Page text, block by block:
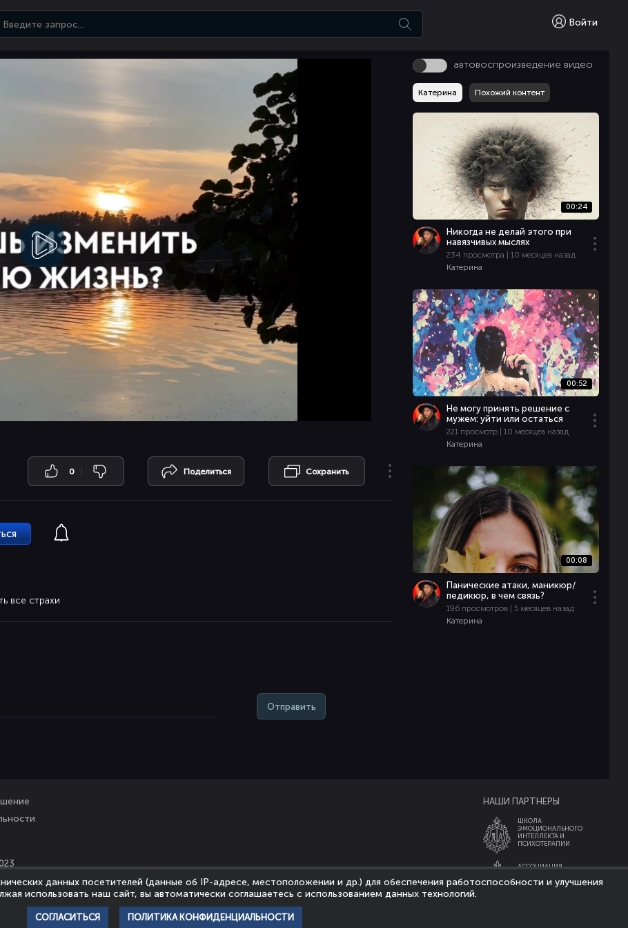
Войти
Смотреть
видео
0 Поделиться Сохранить
все страхи
Отправить
автовоспроизведение видео
Катерина Похожий контент
00:24
Никогда не делай этого при
навязчивых мыслях
234 просмотра | 10 месяцев назад
Катерина
00:52
Не могу принять решение с
мужем: уйти или остаться
221 просмотр | 10 месяцев назад
Катерина
00:08
Панические атаки, маникюр/
педикюр, в чем связь?
196 просмотров | 5 месяцев назад
Катерина
НАШИ ПАРТНЕРЫ
ШКОЛА
ЭМОЦИОНАЛЬНОГО
ИНТЕЛЛЕКТА И
ПСИХОТЕРАПИИ
АССОЦИАЦИЯ
ЭМОЦИОНАЛЬНОГО
ИНТЕЛЛЕКТА
данных посетителей (данные об IP-адресе, местоположении и др.) для обеспечения работоспособности и улучшения
использовать наш сайт, вы автоматически соглашаетесь с использованием данных технологий.
СОГЛАСИТЬСЯ ПОЛИТИКА КОНФИДЕНЦИАЛЬНОСТИ